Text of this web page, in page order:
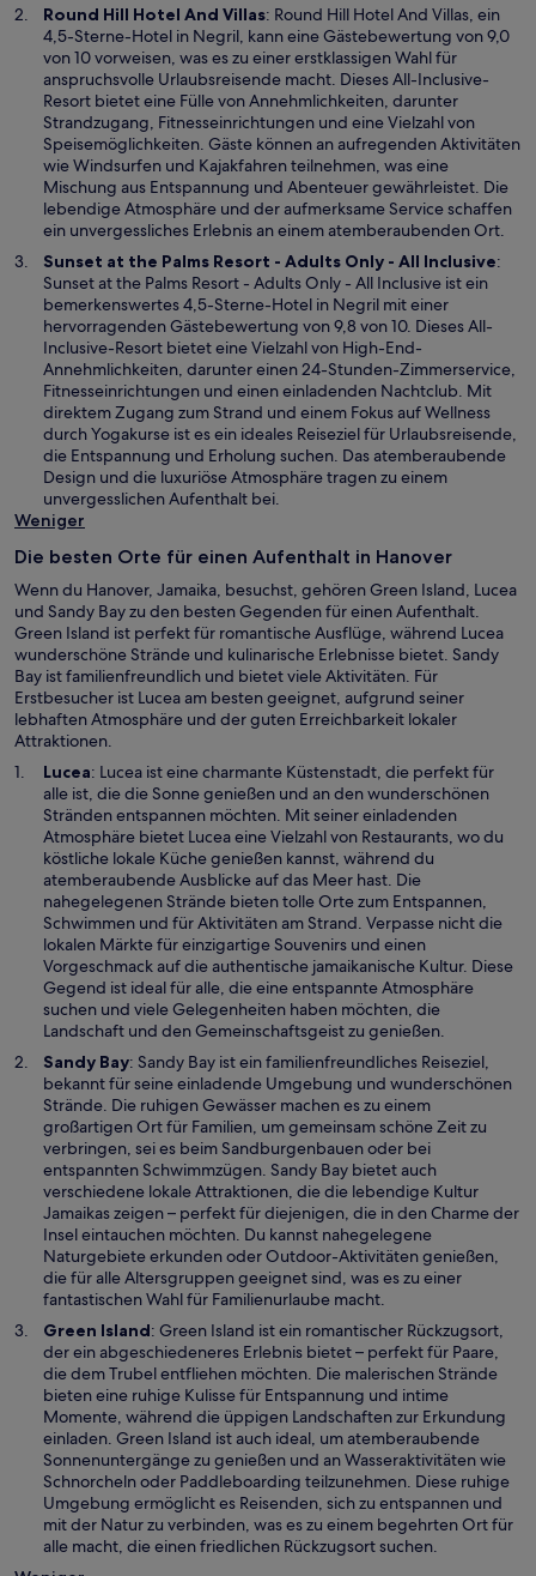
e
u
e
n
F
e
n
s
t
e
r
g
e
ö
f
f
n
e
t
Round Hill Hotel And VillasW
i
r
d
i
n
e
i
n
e
m
e
u
e
n
F
e
n
s
t
e
r
g
ö
f
n
e
t
: Round Hill Hotel And Villas, ein
4,5-Sterne-Hotel in Negril, kann eine Gästebewertung von 9,0
von 10 vorweisen, was es zu einer erstklassigen Wahl für
anspruchsvolle Urlaubsreisende macht. Dieses All-Inclusive-
Resort bietet eine Fülle von Annehmlichkeiten, darunter
Strandzugang, Fitnesseinrichtungen und eine Vielzahl von
Speisemöglichkeiten. Gäste können an aufregenden Aktivitäten
wie Windsurfen und Kajakfahren teilnehmen, was eine
Mischung aus Entspannung und Abenteuer gewährleistet. Die
lebendige Atmosphäre und der aufmerksame Service schaffen
ein unvergessliches Erlebnis an einem atemberaubenden Ort.
Sunset at the Palms Resort - Adults Only - All InclusiveW
n
n
e
n
e
n
f
:
Sunset at the Palms Resort - Adults Only - All Inclusive ist ein
bemerkenswertes 4,5-Sterne-Hotel in Negril mit einer
hervorragenden Gästebewertung von 9,8 von 10. Dieses All-
Inclusive-Resort bietet eine Vielzahl von High-End-
Annehmlichkeiten, darunter einen 24-Stunden-Zimmerservice,
Fitnesseinrichtungen und einen einladenden Nachtclub. Mit
direktem Zugang zum Strand und einem Fokus auf Wellness
durch Yogakurse ist es ein ideales Reiseziel für Urlaubsreisende,
die Entspannung und Erholung suchen. Das atemberaubende
Design und die luxuriöse Atmosphäre tragen zu einem
unvergesslichen Aufenthalt bei.
Weniger
Die besten Orte für einen Aufenthalt in Hanover
Wenn du Hanover, Jamaika, besuchst, gehören Green Island, Lucea
und Sandy Bay zu den besten Gegenden für einen Aufenthalt.
Green Island ist perfekt für romantische Ausflüge, während Lucea
wunderschöne Strände und kulinarische Erlebnisse bietet. Sandy
Bay ist familienfreundlich und bietet viele Aktivitäten. Für
Erstbesucher ist Lucea am besten geeignet, aufgrund seiner
lebhaften Atmosphäre und der guten Erreichbarkeit lokaler
Attraktionen.
LuceaW
r
d
i
n
e
i
n
e
m
n
e
e
n
F
e
n
s
t
e
r
g
e
ö
f
f
n
e
t
: Lucea ist eine charmante Küstenstadt, die perfekt für
alle ist, die die Sonne genießen und an den wunderschönen
Stränden entspannen möchten. Mit seiner einladenden
Atmosphäre bietet Lucea eine Vielzahl von Restaurants, wo du
köstliche lokale Küche genießen kannst, während du
atemberaubende Ausblicke auf das Meer hast. Die
nahegelegenen Strände bieten tolle Orte zum Entspannen,
Schwimmen und für Aktivitäten am Strand. Verpasse nicht die
lokalen Märkte für einzigartige Souvenirs und einen
Vorgeschmack auf die authentische jamaikanische Kultur. Diese
Gegend ist ideal für alle, die eine entspannte Atmosphäre
suchen und viele Gelegenheiten haben möchten, die
Landschaft und den Gemeinschaftsgeist zu genießen.
Sandy BayW
i
r
d
n
e
i
n
e
m
n
u
e
n
F
e
n
s
t
e
r
g
: Sandy Bay ist ein familienfreundliches Reiseziel,
bekannt für seine einladende Umgebung und wunderschönen
Strände. Die ruhigen Gewässer machen es zu einem
großartigen Ort für Familien, um gemeinsam schöne Zeit zu
verbringen, sei es beim Sandburgenbauen oder bei
entspannten Schwimmzügen. Sandy Bay bietet auch
verschiedene lokale Attraktionen, die die lebendige Kultur
Jamaikas zeigen – perfekt für diejenigen, die in den Charme der
Insel eintauchen möchten. Du kannst nahegelegene
Naturgebiete erkunden oder Outdoor-Aktivitäten genießen,
die für alle Altersgruppen geeignet sind, was es zu einer
fantastischen Wahl für Familienurlaube macht.
Green IslandW
i
r
d
i
n
e
i
n
e
m
: Green Island ist ein romantischer Rückzugsort,
der ein abgeschiedeneres Erlebnis bietet – perfekt für Paare,
die dem Trubel entfliehen möchten. Die malerischen Strände
bieten eine ruhige Kulisse für Entspannung und intime
Momente, während die üppigen Landschaften zur Erkundung
einladen. Green Island ist auch ideal, um atemberaubende
Sonnenuntergänge zu genießen und an Wasseraktivitäten wie
Schnorcheln oder Paddleboarding teilzunehmen. Diese ruhige
Umgebung ermöglicht es Reisenden, sich zu entspannen und
mit der Natur zu verbinden, was es zu einem begehrten Ort für
alle macht, die einen friedlichen Rückzugsort suchen.